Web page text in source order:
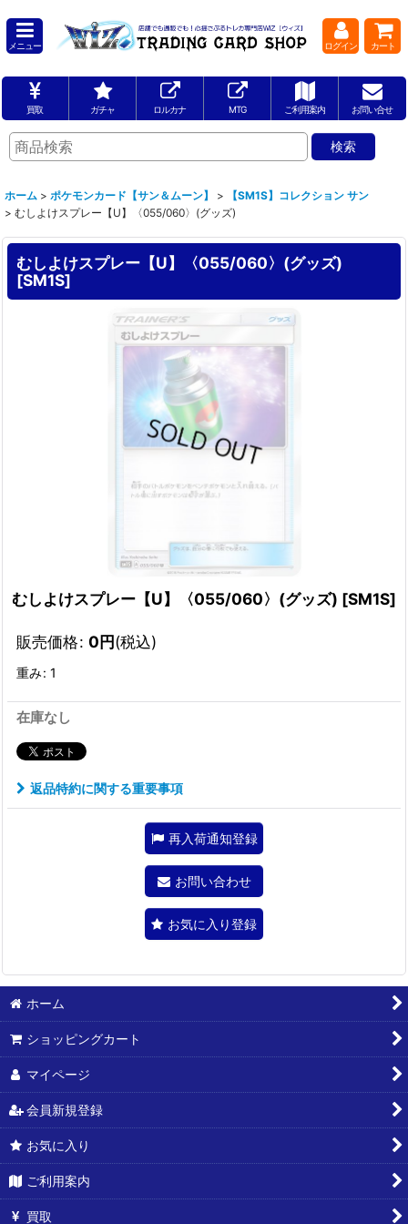
メニュー ログイン カート
買取 ガチャ ロルカナ MTG ご利用案内 お問い合せ
ホーム > ポケモンカード【サン＆ムーン】 >
【SM1S】コレクション サン
> むしよけスプレー【U】〈055/060〉(グッズ)
むしよけスプレー【U】〈055/060〉(グッズ)
[SM1S]
むしよけスプレー【U】〈055/060〉(グッズ) [SM1S]
販売価格: 0円(税込)
重み: 1
在庫なし
返品特約に関する重要事項
再入荷通知登録
お問い合わせ
お気に入り登録
ホーム
ショッピングカート
マイページ
会員新規登録
お気に入り
ご利用案内
買取